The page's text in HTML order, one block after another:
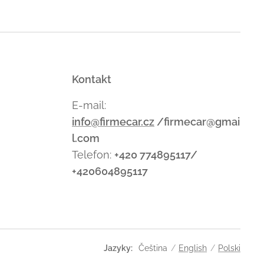
Kontakt
E-mail:
info@firmecar.cz /firmecar@gmai
l.com
Telefon: +420 774895117/
+420604895117
Jazyky Čeština English Polski